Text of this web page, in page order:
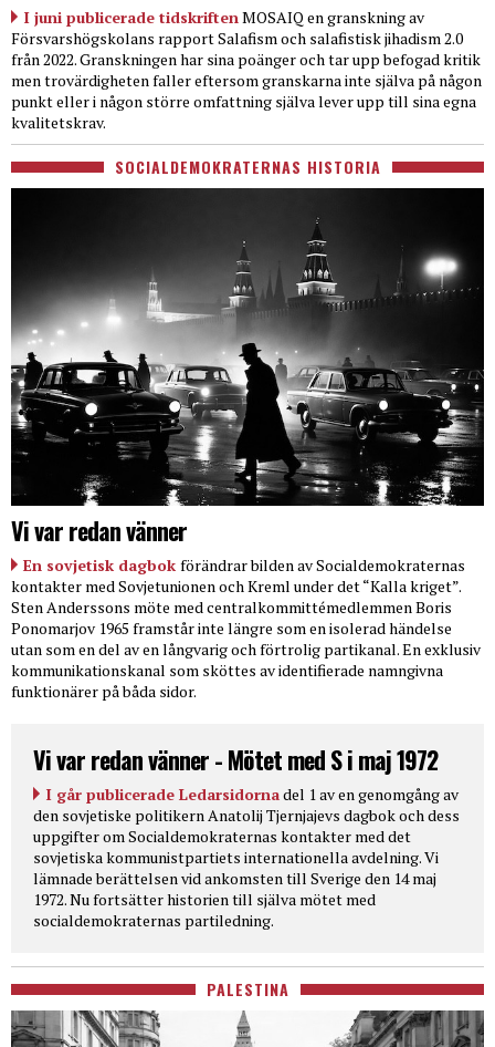
I juni publicerade tidskriften MOSAIQ en granskning av
Försvarshögskolans rapport Salafism och salafistisk jihadism 2.0
från 2022. Granskningen har sina poänger och tar upp befogad kritik
men trovärdigheten faller eftersom granskarna inte själva på någon
punkt eller i någon större omfattning själva lever upp till sina egna
kvalitetskrav.
SOCIALDEMOKRATERNAS HISTORIA
Vi var redan vänner
En sovjetisk dagbok förändrar bilden av Socialdemokraternas
kontakter med Sovjetunionen och Kreml under det “Kalla kriget”.
Sten Anderssons möte med centralkommittémedlemmen Boris
Ponomarjov 1965 framstår inte längre som en isolerad händelse
utan som en del av en långvarig och förtrolig partikanal. En exklusiv
kommunikationskanal som sköttes av identifierade namngivna
funktionärer på båda sidor.
Vi var redan vänner - Mötet med S i maj 1972
I går publicerade Ledarsidornadel 1 av en genomgång av
den sovjetiske politikern Anatolij Tjernjajevs dagbok och dess
uppgifter om Socialdemokraternas kontakter med det
sovjetiska kommunistpartiets internationella avdelning. Vi
lämnade berättelsen vid ankomsten till Sverige den 14 maj
1972. Nu fortsätter historien till själva mötet med
socialdemokraternas partiledning.
PALESTINA